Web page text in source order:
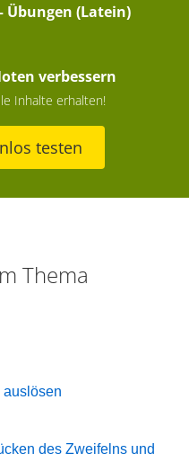
Übungen (Latein)
verbessern
Inhalte erhalten!
testen
Thema
auslösen
des Zweifelns und